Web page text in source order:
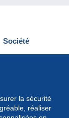
la sécurité
réaliser
Société
Qui sommes-nous